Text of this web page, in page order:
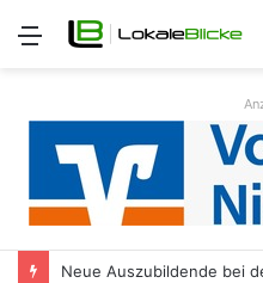
Menü
Neue Auszubildende bei